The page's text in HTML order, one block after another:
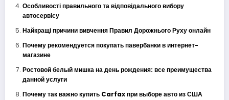
Особливості правильного та відповідального вибору
автосервісу
Найкращі причини вивчення Правил Дорожнього Руху онлайн
Почему рекомендуется покупать павербанки в интернет-
магазине
Ростовой белый мишка на день рождения: все преимущества
данной услуги
Почему так важно купить Carfax при выборе авто из США